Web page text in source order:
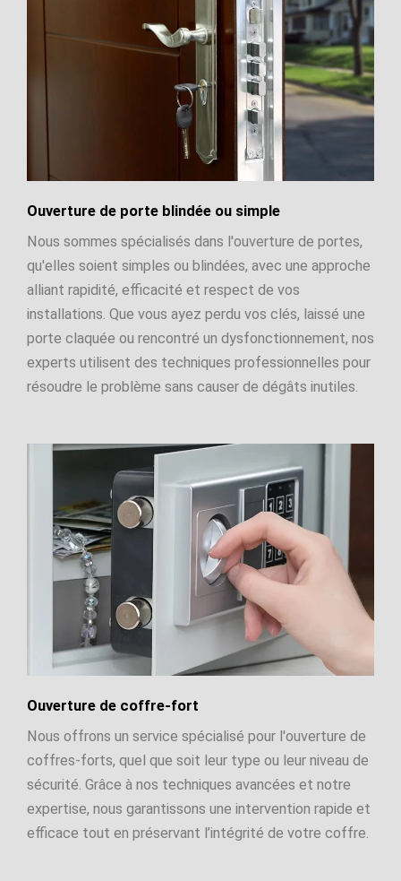
Ouverture de porte blindée ou simple
Nous sommes spécialisés dans l'ouverture de portes,
qu'elles soient simples ou blindées, avec une approche
alliant rapidité, efficacité et respect de vos
installations. Que vous ayez perdu vos clés, laissé une
porte claquée ou rencontré un dysfonctionnement, nos
experts utilisent des techniques professionnelles pour
résoudre le problème sans causer de dégâts inutiles.
Ouverture de coffre-fort
Nous offrons un service spécialisé pour l'ouverture de
coffres-forts, quel que soit leur type ou leur niveau de
sécurité. Grâce à nos techniques avancées et notre
expertise, nous garantissons une intervention rapide et
efficace tout en préservant l’intégrité de votre coffre.